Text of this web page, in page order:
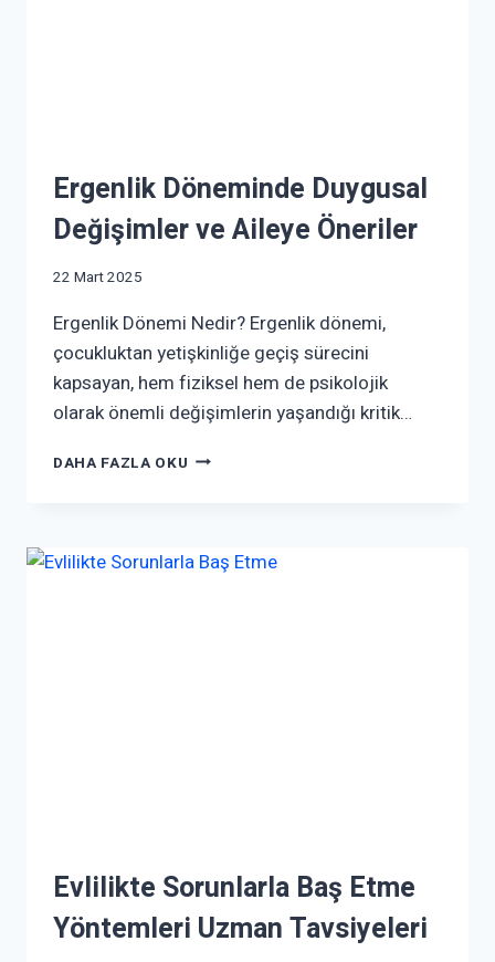
Ergenlik Döneminde Duygusal
Değişimler ve Aileye Öneriler
22 Mart 2025
Ergenlik Dönemi Nedir? Ergenlik dönemi,
çocukluktan yetişkinliğe geçiş sürecini
kapsayan, hem fiziksel hem de psikolojik
olarak önemli değişimlerin yaşandığı kritik…
DAHA FAZLA OKU
Evlilikte Sorunlarla Baş Etme
Yöntemleri Uzman Tavsiyeleri